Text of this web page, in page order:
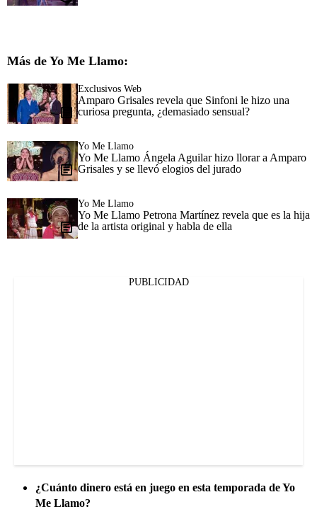
Más de Yo Me Llamo:
Exclusivos Web
Amparo Grisales revela que Sinfoni le hizo una
curiosa pregunta, ¿demasiado sensual?
Yo Me Llamo
Yo Me Llamo Ángela Aguilar hizo llorar a Amparo
Grisales y se llevó elogios del jurado
Yo Me Llamo
Yo Me Llamo Petrona Martínez revela que es la hija
de la artista original y habla de ella
PUBLICIDAD
¿Cuánto dinero está en juego en esta temporada de Yo
Me Llamo?